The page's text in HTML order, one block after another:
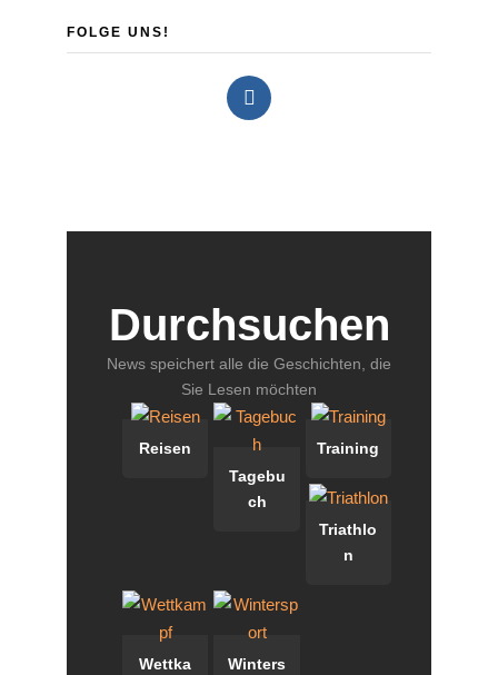
FOLGE UNS!
Durchsuchen
News speichert alle die Geschichten, die
Sie Lesen möchten
Reisen
Tagebu
ch
Training
Triathlo
n
Wettka
Winters